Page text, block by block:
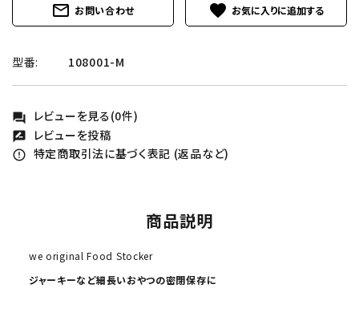
mail_outline お問い合わせ favorite
型番: 108001-M
forum レビューを見る(0件)
rate_review レビューを投稿
error_outline 特定商取引法に基づく表記 (返品など)
商品説明
we original Food Stocker
ジャーキーなど細長いおやつの密閉保存に